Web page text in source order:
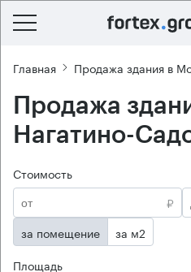
Главная Продажа здания в
Продажа
Нагатино-
Стоимость
₽
за помещение
за м2
Площадь